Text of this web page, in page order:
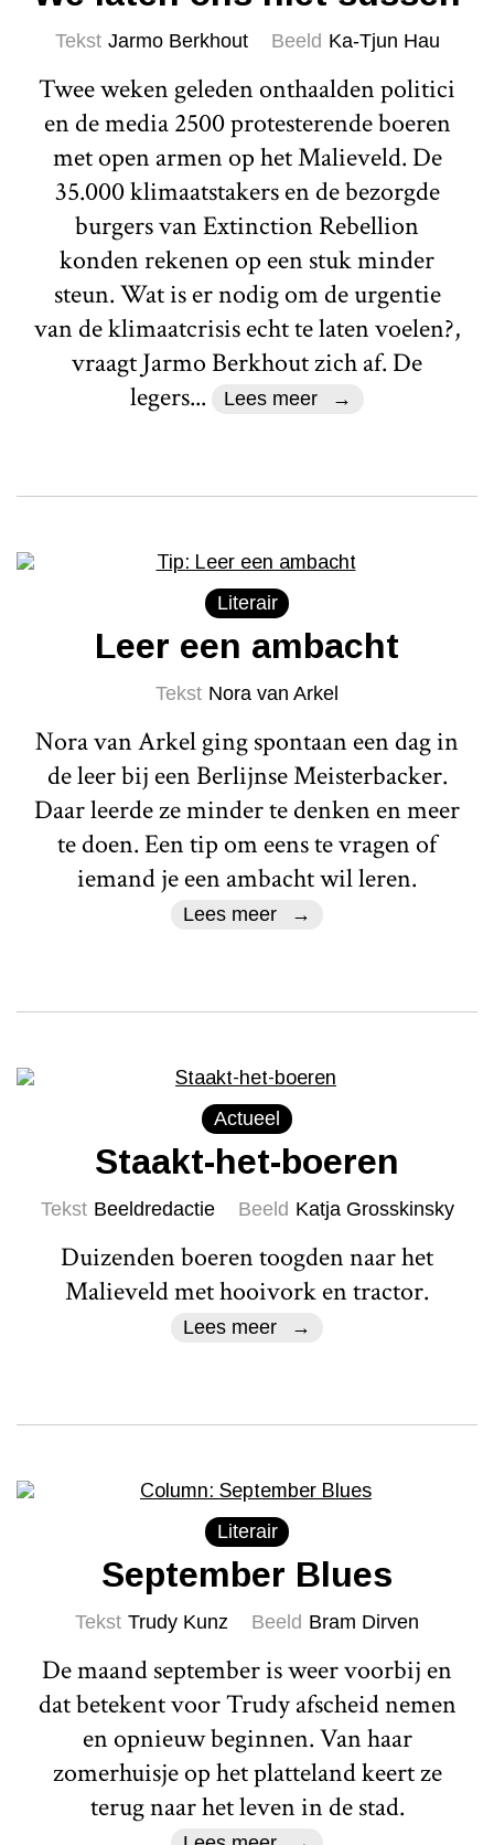
Tekst Jarmo Berkhout Beeld Ka-Tjun Hau
Twee weken geleden onthaalden politici
en de media 2500 protesterende boeren
met open armen op het Malieveld. De
35.000 klimaatstakers en de bezorgde
burgers van Extinction Rebellion
konden rekenen op een stuk minder
steun. Wat is er nodig om de urgentie
van de klimaatcrisis echt te laten voelen?,
vraagt Jarmo Berkhout zich af. De
legers...
Lees meer
Literair
Leer een ambacht
Tekst Nora van Arkel
Nora van Arkel ging spontaan een dag in
de leer bij een Berlijnse Meisterbacker.
Daar leerde ze minder te denken en meer
te doen. Een tip om eens te vragen of
iemand je een ambacht wil leren.
Lees meer
Actueel
Staakt-het-boeren
Tekst Beeldredactie Beeld Katja Grosskinsky
Duizenden boeren toogden naar het
Malieveld met hooivork en tractor.
Lees meer
Literair
September Blues
Tekst Trudy Kunz Beeld Bram Dirven
De maand september is weer voorbij en
dat betekent voor Trudy afscheid nemen
en opnieuw beginnen. Van haar
zomerhuisje op het platteland keert ze
terug naar het leven in de stad.